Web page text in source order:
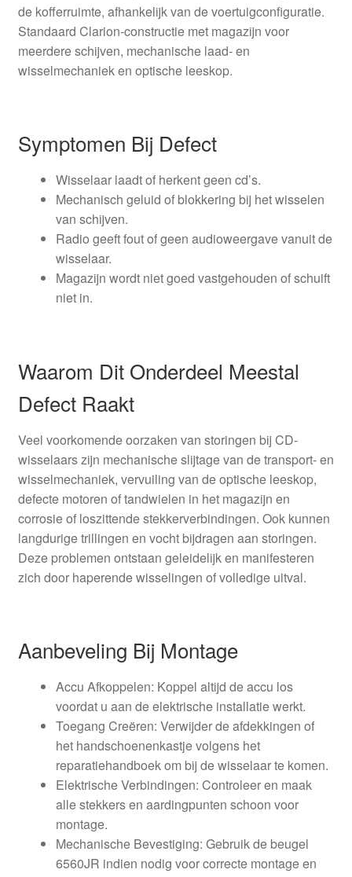
de kofferruimte, afhankelijk van de voertuigconfiguratie.
Standaard Clarion-constructie met magazijn voor
meerdere schijven, mechanische laad- en
wisselmechaniek en optische leeskop.
Symptomen Bij Defect
Wisselaar laadt of herkent geen cd’s.
Mechanisch geluid of blokkering bij het wisselen
van schijven.
Radio geeft fout of geen audioweergave vanuit de
wisselaar.
Magazijn wordt niet goed vastgehouden of schuift
niet in.
Waarom Dit Onderdeel Meestal
Defect Raakt
Veel voorkomende oorzaken van storingen bij CD-
wisselaars zijn mechanische slijtage van de transport- en
wisselmechaniek, vervuiling van de optische leeskop,
defecte motoren of tandwielen in het magazijn en
corrosie of loszittende stekkerverbindingen. Ook kunnen
langdurige trillingen en vocht bijdragen aan storingen.
Deze problemen ontstaan geleidelijk en manifesteren
zich door haperende wisselingen of volledige uitval.
Aanbeveling Bij Montage
Accu Afkoppelen: Koppel altijd de accu los
voordat u aan de elektrische installatie werkt.
Toegang Creëren: Verwijder de afdekkingen of
het handschoenenkastje volgens het
reparatiehandboek om bij de wisselaar te komen.
Elektrische Verbindingen: Controleer en maak
alle stekkers en aardingpunten schoon voor
montage.
Mechanische Bevestiging: Gebruik de beugel
6560JR indien nodig voor correcte montage en